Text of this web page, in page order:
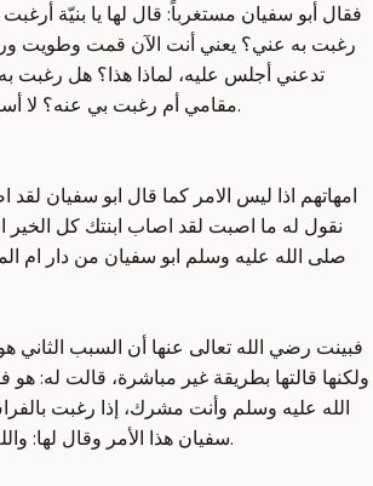
فقال أبو سفيان مستغرباً: قال لها يا بنيّة
رغبت به عني؟ يعني أنت الآن قمت وطويت
تدعني أجلس عليه، لماذا هذا؟ هل رغبت
مقامي أم رغبت بي عنه؟ لا أستحق أنا أن أجلس عليه.
امهاتهم اذا ليس الامر كما قال ابو سفيان لقد
نقول له ما اصبت لقد اصاب ابنتك كل الخير
صلى الله عليه وسلم ابو سفيان من دار ام
فبينت رضي الله تعالى عنها أن السبب الثاني
ولكنها قالتها بطريقة غير مباشرة، قالت له:
الله عليه وسلم وأنت مشرك، إذا رغبت
سفيان هذا الأمر وقال لها: والله لقد أصابك بعدي شر.